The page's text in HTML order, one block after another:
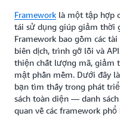
Framework là một tập hợp
tái sử dụng giúp giảm thời
Framework bao gồm các
biên dịch, trình gỡ lỗi và
thiện chất lượng mã, giảm
mật phần mềm. Dưới đây
bạn tìm thấy trong phát
sách toàn diện — danh
quan về các framework phổ